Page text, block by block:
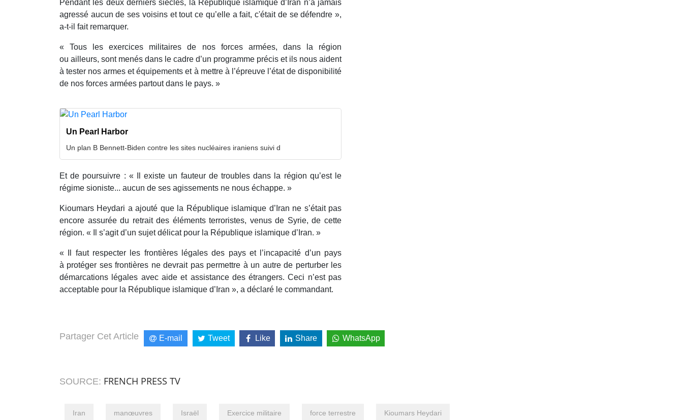
Pendant les deux derniers siècles, la République islamique d’Iran n’a jamais
agressé aucun de ses voisins et tout ce qu’elle a fait, c'était de se défendre »,
a-t-il fait remarquer.
« Tous les exercices militaires de nos forces armées, dans la région
ou ailleurs, sont menés dans le cadre d’un programme précis et ils nous aident
à tester nos armes et équipements et à mettre à l’épreuve l’état de disponibilité
de nos forces armées partout dans le pays. »
Un Pearl Harbor
Un plan B Bennett-Biden contre les sites nucléaires iraniens suivi d
Et de poursuivre : « Il existe un fauteur de troubles dans la région qu’est le
régime sioniste... aucun de ses agissements ne nous échappe. »
Kioumars Heydari a ajouté que la République islamique d’Iran ne s’était pas
encore assurée du retrait des éléments terroristes, venus de Syrie, de cette
région. « Il s’agit d’un sujet délicat pour la République islamique d’Iran. »
« Il faut respecter les frontières légales des pays et l’incapacité d’un pays
à protéger ses frontières ne devrait pas permettre à un autre de perturber les
démarcations légales avec aide et assistance des étrangers. Ceci n’est pas
acceptable pour la République islamique d’Iran », a déclaré le commandant.
Partager Cet Article E-mail Tweet Like Share WhatsApp
SOURCE: FRENCH PRESS TV
Iran manœuvres Israël Exercice militaire force terrestre Kioumars Heydari